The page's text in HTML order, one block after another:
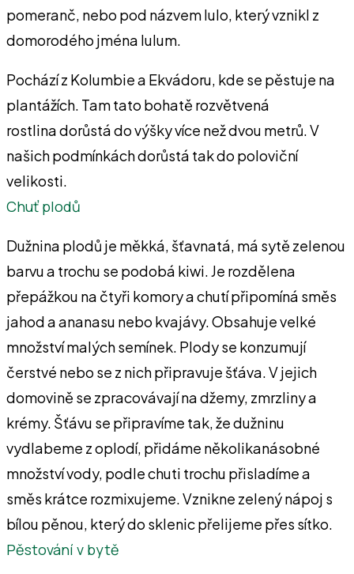
pomeranč, nebo pod názvem lulo, který vznikl z
domorodého jména lulum.
Pochází z Kolumbie a Ekvádoru, kde se pěstuje na
plantážích. Tam tato bohatě rozvětvená
rostlina dorůstá do výšky více než dvou metrů. V
našich podmínkách dorůstá tak do poloviční
velikosti.
Chuť plodů
Dužnina plodů je měkká, šťavnatá, má sytě zelenou
barvu a trochu se podobá kiwi. Je rozdělena
přepážkou na čtyři komory a chutí připomíná směs
jahod a ananasu nebo kvajávy. Obsahuje velké
množství malých semínek. Plody se konzumují
čerstvé nebo se z nich připravuje šťáva. V jejich
domovině se zpracovávají na džemy, zmrzliny a
krémy. Šťávu se připravíme tak, že dužninu
vydlabeme z oplodí, přidáme několikanásobné
množství vody, podle chuti trochu přisladíme a
směs krátce rozmixujeme. Vznikne zelený nápoj s
bílou pěnou, který do sklenic přelijeme přes sítko.
Pěstování v bytě